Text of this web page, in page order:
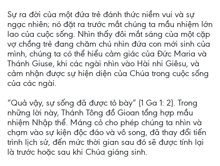
Sự ra đời của một đứa trẻ đánh thức niềm vui và sự
ngạc nhiên; nó đặt ra trước mắt chúng ta mầu nhiệm lớn
lao của cuộc sống. Nhìn thấy đôi mắt sáng của một cặp
vợ chồng trẻ đang chăm chú nhìn đứa con mới sinh của
mình, chúng ta có thể hiểu cảm giác của Đức Maria và
Thánh Giuse, khi các ngài nhìn vào Hài nhi Giêsu, và
cảm nhận được sự hiện diện của Chúa trong cuộc sống
của các ngài.
“Quả vậy, sự sống đã được tỏ bày” (1 Ga 1: 2). Trong
những lời này, Thánh Tông đồ Gioan tổng hợp mầu
nhiệm Nhập thể. Máng cỏ cho phép chúng ta nhìn và
chạm vào sự kiện độc đáo và vô song, đã thay đổi tiến
trình lịch sử, đến mức thời gian sau đó sẽ được tính lại
là trước hoặc sau khi Chúa giáng sinh.